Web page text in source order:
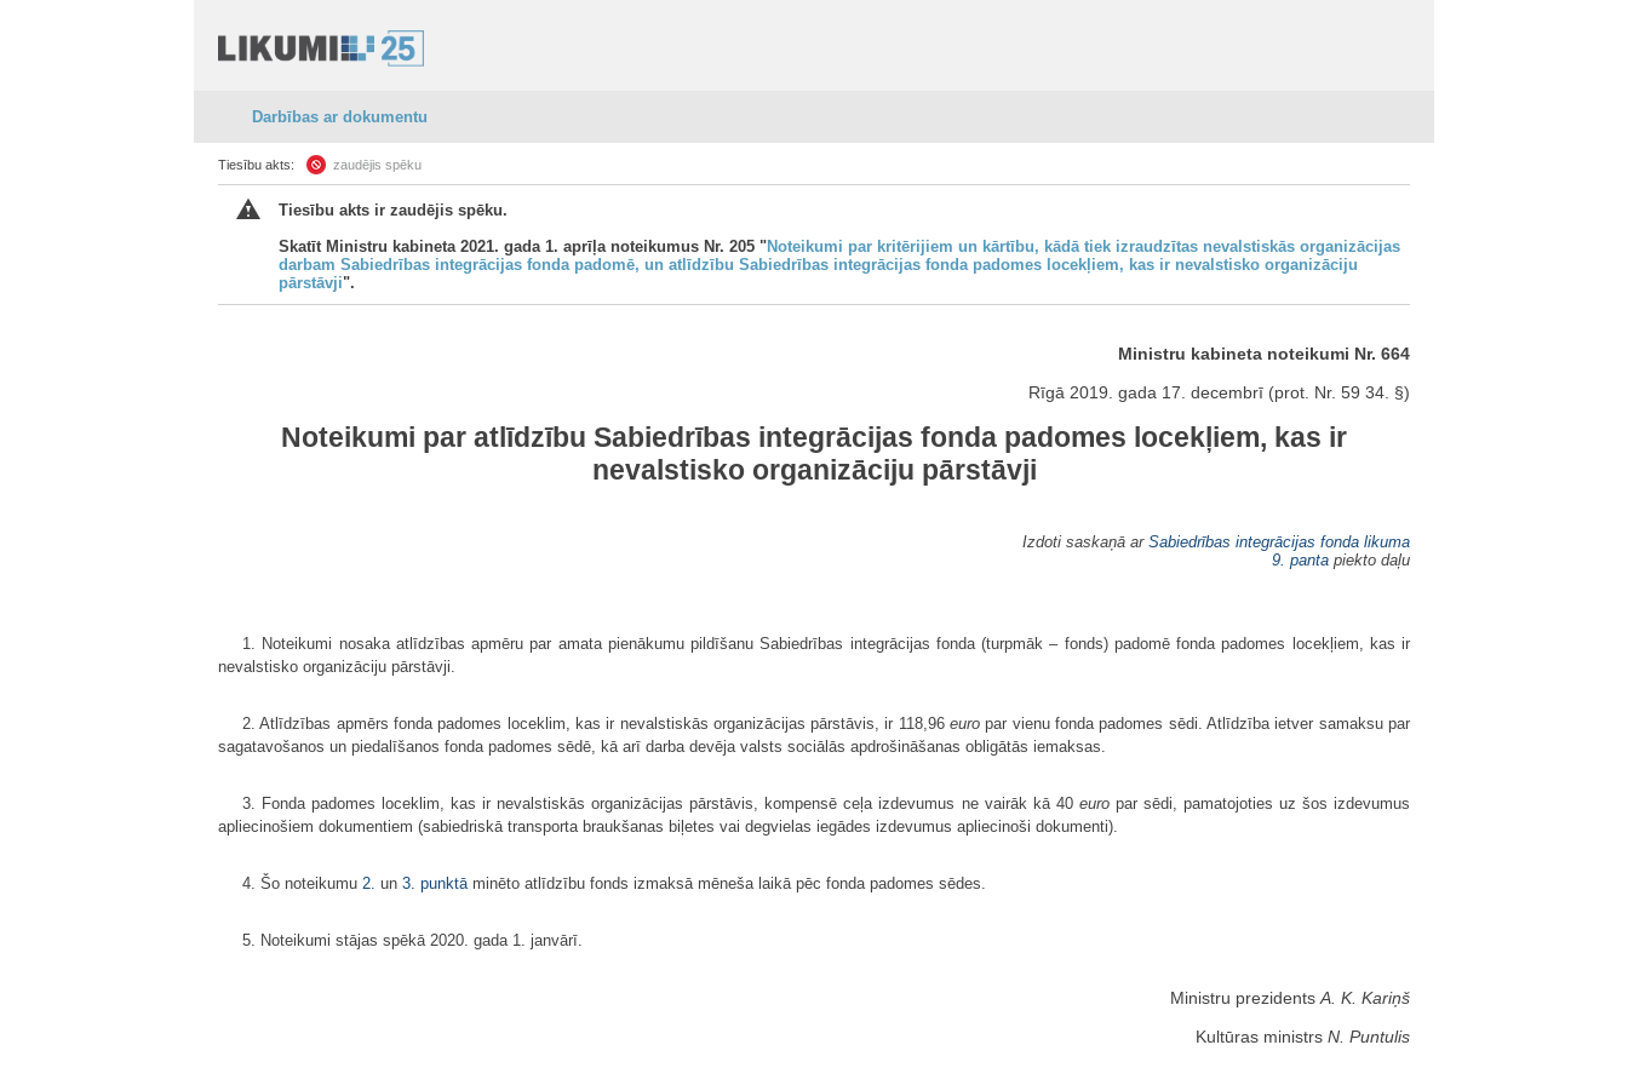
Darbības ar dokumentu
Tiesību akts: zaudējis spēku
Tiesību akts ir zaudējis spēku.
Skatīt Ministru kabineta 2021. gada 1. aprīļa noteikumus Nr. 205 "Noteikumi par kritērijiem un kārtību, kādā tiek izraudzītas nevalstiskās organizācijas
darbam Sabiedrības integrācijas fonda padomē, un atlīdzību Sabiedrības integrācijas fonda padomes locekļiem, kas ir nevalstisko organizāciju
pārstāvji".
Ministru kabineta noteikumi Nr. 664
Rīgā 2019. gada 17. decembrī (prot. Nr. 59 34. §)
Noteikumi par atlīdzību Sabiedrības integrācijas fonda padomes locekļiem, kas ir
nevalstisko organizāciju pārstāvji
Izdoti saskaņā ar Sabiedrības integrācijas fonda likuma
9. panta piekto daļu
1. Noteikumi nosaka atlīdzības apmēru par amata pienākumu pildīšanu Sabiedrības integrācijas fonda (turpmāk – fonds) padomē fonda padomes locekļiem, kas ir
nevalstisko organizāciju pārstāvji.
2. Atlīdzības apmērs fonda padomes loceklim, kas ir nevalstiskās organizācijas pārstāvis, ir 118,96euro par vienu fonda padomes sēdi. Atlīdzība ietver samaksu par
sagatavošanos un piedalīšanos fonda padomes sēdē, kā arī darba devēja valsts sociālās apdrošināšanas obligātās iemaksas.
3. Fonda padomes loceklim, kas ir nevalstiskās organizācijas pārstāvis, kompensē ceļa izdevumus ne vairāk kā 40 europar sēdi, pamatojoties uz šos izdevumus
apliecinošiem dokumentiem (sabiedriskā transporta braukšanas biļetes vai degvielas iegādes izdevumus apliecinoši dokumenti).
4. Šo noteikumu 2. un 3. punktā minēto atlīdzību fonds izmaksā mēneša laikā pēc fonda padomes sēdes.
5. Noteikumi stājas spēkā 2020. gada 1. janvārī.
Ministru prezidents A. K. Kariņš
Kultūras ministrs N. Puntulis